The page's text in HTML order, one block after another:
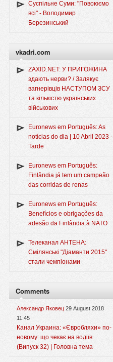
Суспільне Суми: "Повоюємо
всі" - Володимир
Березинський
vkadri.com
ZAXID.NET: У ПРИГОЖИНА
здають нерви? / Залякує
вагнерівців НАСТУПОМ ЗСУ
та кількістю українських
військових
Euronews em Português: As
notícias do dia | 10 Abril 2023 -
Tarde
Euronews em Português:
Finlândia já tem um campeão
das corridas de renas
Euronews em Português:
Benefícios e obrigações da
adesão da Finlândia à NATO
Телеканал АНТЕНА:
Смілянські "Діаманти 2015"
стали чемпіонами
Comments
Александр Яковец 29 August 2018
11:45
Канал Украина: «Євробляхи» по-
новому: що чекає на водіїв
(Випуск 32) | Головна тема